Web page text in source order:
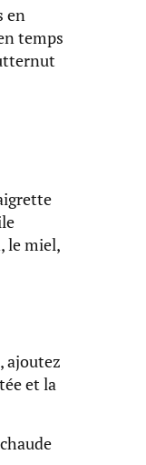
en
temps
le miel,
ajoutez
et la